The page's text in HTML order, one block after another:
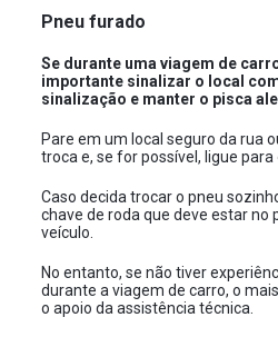
Pneu furado
Se durante uma viagem de
importante sinalizar o local
sinalização e manter o pisca
Pare em um local seguro da rua
troca e, se for possível, ligue
Caso decida trocar o pneu
chave de roda que deve estar no
veículo.
No entanto, se não tiver
durante a viagem de carro, o
o apoio da assistência técnica.